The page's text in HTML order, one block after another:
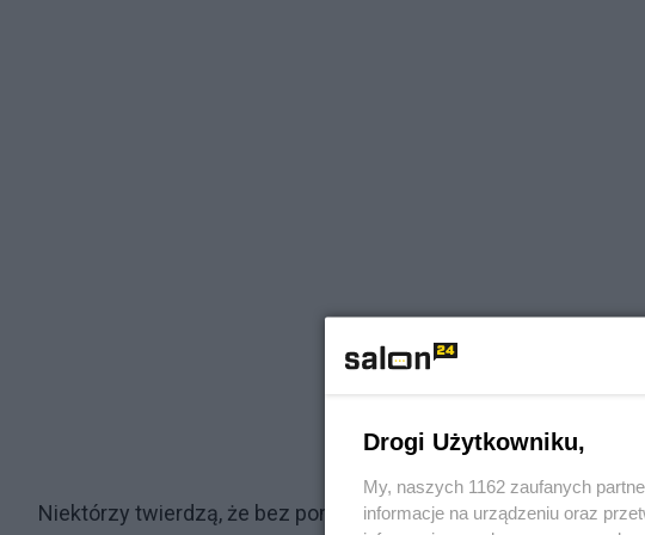
Niektórzy twierdzą, że bez pomocy diabelskiej tak by się nie
Drogi Użytkowniku,
My, naszych 1162 zaufanych
informacje na urządzeniu oraz